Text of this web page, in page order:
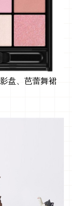
盘、芭蕾舞裙